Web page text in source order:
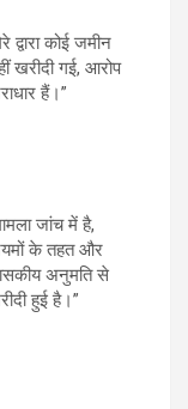
द्वारा कोई जमीन
खरीदी गई, आरोप
हैं।”
जांच में है,
के तहत और
अनुमति से
हुई है।”